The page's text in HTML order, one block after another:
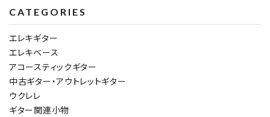
CATEGORIES
エレキギター
エレキベース
アコースティックギター
中古ギター・アウトレットギター
ウクレレ
ギター関連小物